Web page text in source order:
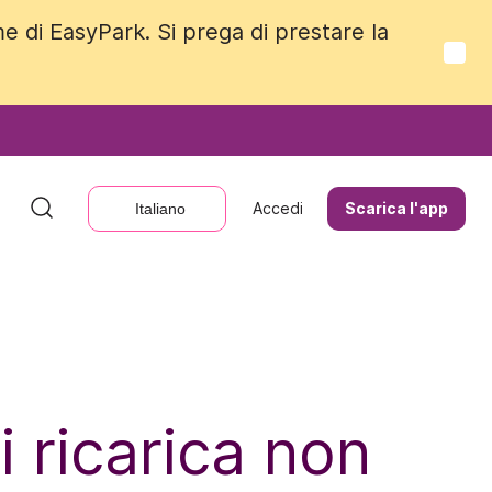
di EasyPark. Si prega di prestare la
Italiano Accedi Scarica l'app
di EasyPark. Si prega di prestare la
Italiano Accedi Scarica l'app
ricarica non